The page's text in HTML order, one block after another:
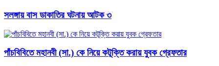
সলঙ্গায় বাস ডাকাতির ঘটনায় আটক ৩
পাঁচবিবিতে মহানবী (সা.) কে নিয়ে কটূক্তি করায় যুবক গ্রেফতার